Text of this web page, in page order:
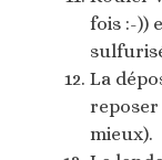
fois :-))
La
mieux).